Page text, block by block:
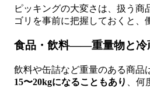
ピッキングの大変さは、扱う
ゴリを事前に把握しておくと、
食品・飲料——重量物と冷
飲料や缶詰など重量のある商品
15〜20kgになることもあり
、